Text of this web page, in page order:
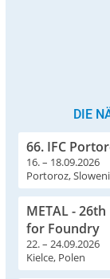
DIE
66. IFC
16. – 18.09.2026
Portoroz,
METAL -
for Foundry
22. – 24.09.2026
Kielce, Polen